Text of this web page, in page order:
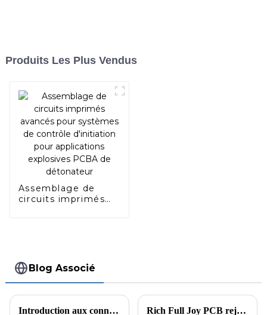
Produits Les Plus Vendus
Assemblage de
circuits imprimés
détonateur
Blog Associé
Introduction aux connaissances sur le processus de production HDI Rich Full Joy PCB rejoint la première plateforme aérospatiale transfrontalière de Chine 🌍